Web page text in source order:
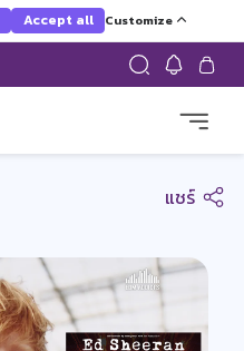
Accept all Customize
แชร์